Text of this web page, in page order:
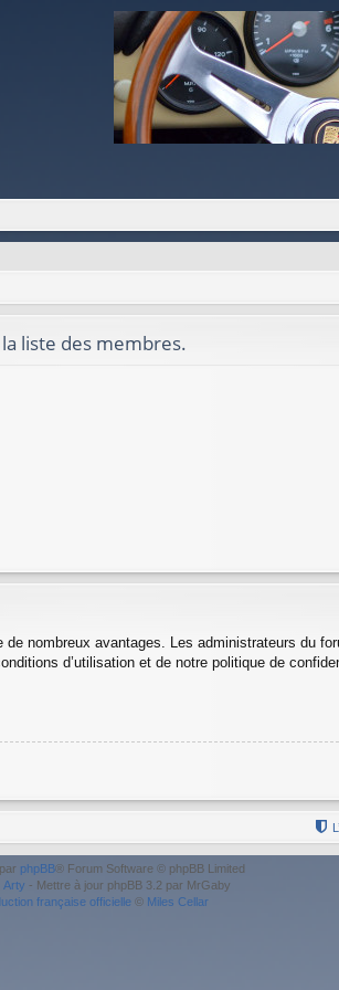
liste des membres.
nombreux avantages. Les administrateurs du
d’utilisation et de notre politique de
phpBB® Forum Software © phpBB Limited
Arty - Mettre à jour phpBB 3.2 par MrGaby
française officielle© Miles Cellar